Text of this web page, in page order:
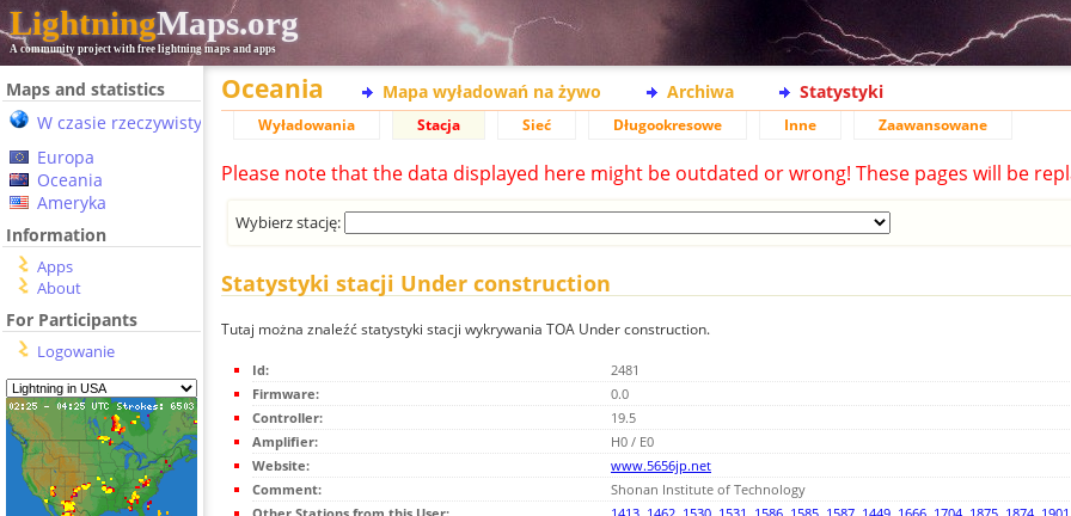
LightningMaps.org
A community project with free lightning maps and apps
Maps and statistics
W czasie rzeczywistym
Europa
Oceania
Ameryka
Information
Apps
About
For Participants
Logowanie
Oceania Mapa wyładowań na żywo Archiwa Statystyki
Wyładowania Stacja Sieć Długookresowe Inne Zaawansowane
Please note that the data displayed here might be outdated or wrong! These pages will be
Wybierz stację:
Statystyki stacji Under construction
Tutaj można znaleźć statystyki stacji wykrywania TOA Under construction.
Id:
2481
Firmware:
0.0
Controller:
19.5
Amplifier:
H0 / E0
Website:
www.5656jp.net
Comment:
Shonan Institute of Technology